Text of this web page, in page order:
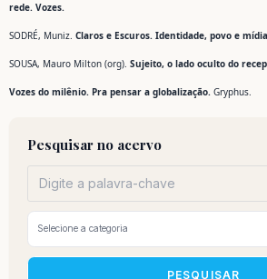
rede. Vozes.
SODRÉ, Muniz. Claros e Escuros. Identidade, povo e
SOUSA, Mauro Milton (org). Sujeito, o lado oculto do
Vozes do milênio. Pra pensar a globalização. Gryphus.
Pesquisar no acervo
PESQUISAR